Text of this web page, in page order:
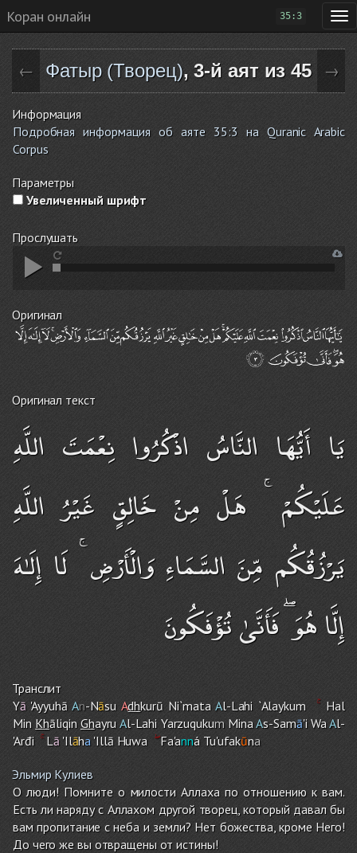
Коран онлайн 35:3
← Фатыр (Творец), 3-й аят из 45 →
Информация
Подробная информация об аяте 35:3 на Quranic Arabic
Corpus
Параметры
Увеличенный шрифт
Прослушать
Оригинал
Оригинал текст
يَا أَيُّهَا النَّاسُ اذْكُرُوا نِعْمَتَ اللَّهِ
عَلَيْكُمْ ۚ هَلْ مِنْ خَالِقٍ غَيْرُ اللَّهِ
يَرْزُقُكُم مِّنَ السَّمَاءِ وَالْأَرْضِ ۚ لَا إِلَـٰهَ
إِلَّا هُوَ ۖ فَأَنَّىٰ تُؤْفَكُونَ
Транслит
Yā'AyyuhāAn-Nāsu Adhkurū Ni`mataAl-Lahi `Alaykum
Hal
Min Khāliqin Ghayru Al-Lahi YarzuqukumMinaAs-Samā'i WaAl-
'Arđi Lā'Ilāha 'Illā Huwa Fa'anná Tu'ufakūna
Эльмир Кулиев
О люди! Помните о милости Аллаха по отношению к вам.
Есть ли наряду с Аллахом другой творец, который давал бы
вам пропитание с неба и земли? Нет божества, кроме Него!
До чего же вы отвращены от истины!